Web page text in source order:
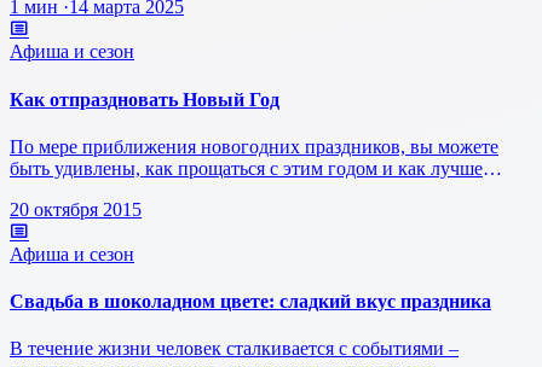
1 мин ·14 марта 2025
Афиша и сезон
Как отпраздновать Новый Год
По мере приближения новогодних праздников, вы можете
быть удивлены, как прощаться с этим годом и как лучше
20 октября 2015
Афиша и сезон
Свадьба в шоколадном цвете: сладкий вкус праздника
В течение жизни человек сталкивается с событиями –